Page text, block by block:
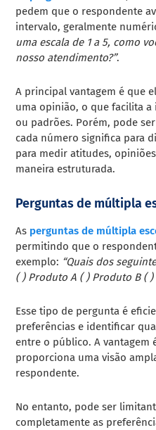
pedem que o respondente
intervalo, geralmente
uma escala de 1 a 5, como
nosso atendimento?”.
A principal vantagem é que
uma opinião, o que facilita
ou padrões. Porém, pode
cada número significa para
para medir atitudes,
maneira estruturada.
Perguntas de múltipla
As perguntas de múltipla
permitindo que o
exemplo: “Quais dos
( ) Produto A ( ) Produto B ( )
Esse tipo de pergunta é
preferências e identificar
entre o público. A vantagem
proporciona uma visão
respondente.
No entanto, pode ser
completamente as